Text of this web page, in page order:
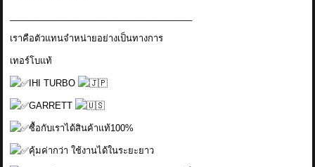
เราคือตัวแทนจำหน่ายอย่างเป็นทางการ
เทอร์โบแท้
IHI TURBO
GARRETT
ซื้อกับเราได้สินค้าแท้100%
คุ้มค่ากว่า ใช้งานได้ในระยะยาว